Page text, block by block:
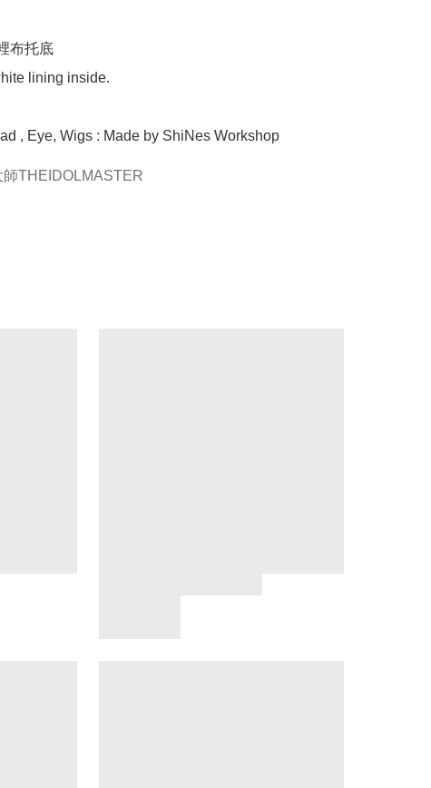
布托底
lining inside.
, Eye, Wigs : Made by ShiNes Workshop
師THEIDOLMASTER